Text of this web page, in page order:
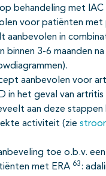
behandeling met
voor patiënten met
aanbevolen in
3-6 maanden
aanbevolen voor
in het geval van
aan deze stappen
activiteit (zie
toe o.b.v.
met ERA 63: